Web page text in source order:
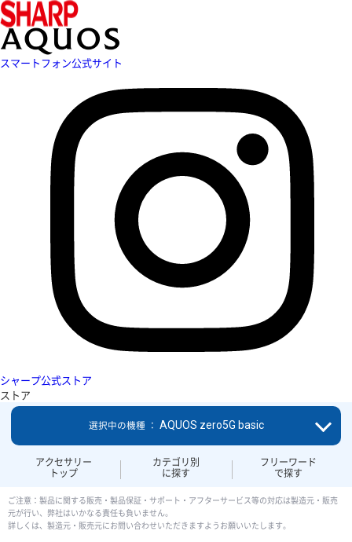
スマートフォン公式サイト
シャープ公式ストア
ストア
アクセサリー
トップ
カテゴリ別
に探す
フリーワード
で探す
選択中の機種 ： AQUOS zero5G basic
ご注意：製品に関する販売・製品保証・サポート・アフターサービス等の対応は製造元・販売
元が行い、弊社はいかなる責任も負いません。
詳しくは、製造元・販売元にお問い合わせいただきますようお願いいたします。